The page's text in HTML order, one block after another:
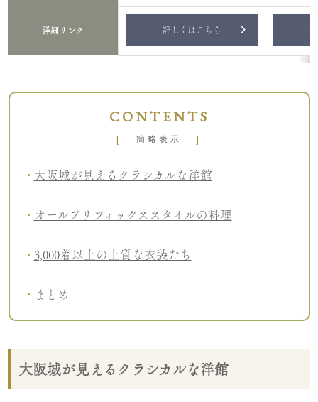
詳細リンク 詳しくはこちら
CONTENTS
[ 簡略表示 ]
大阪城が見えるクラシカルな洋館
オールプリフィックススタイルの料理
3,000着以上の上質な衣装たち
まとめ
大阪城が見えるクラシカルな洋館